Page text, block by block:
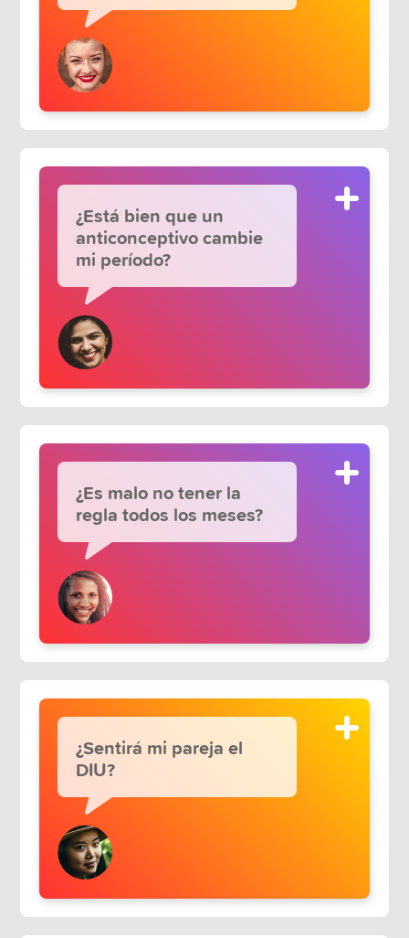
¿Está bien que un
anticonceptivo cambie
mi período?
¿Es malo no tener la
regla todos los meses?
¿Sentirá mi pareja el
DIU?